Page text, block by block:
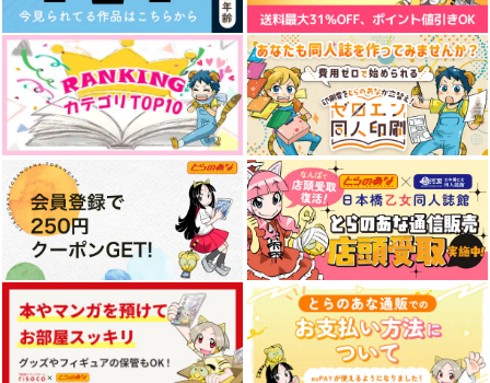
掌の中の…（ペーパー
付）
ロンノとカルス
935円（税込）
三日月宗近×山姥切国広
サンプル
作品詳細
ちびりんらん ときど
きべび（5）
ずうっといっしょ！
944円（税込）
灰谷竜胆×灰谷蘭
サンプル
作品詳細
ちびりんらん ときど
きべび（6）
ずうっといっしょ！
944円（税込）
灰谷竜胆×灰谷蘭
サンプル
作品詳細